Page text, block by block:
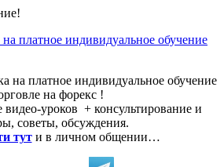
на платное индивидуальное обучение
на форекс !
уроков ️ + консультирование и
советы, обсуждения.
тут и в личном общении…